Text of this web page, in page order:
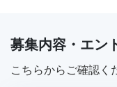
募集内容・エン
こちらからご確認く